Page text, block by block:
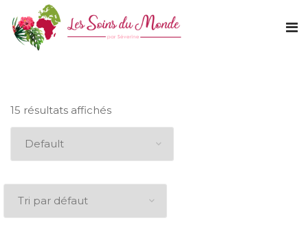
15 résultats affichés